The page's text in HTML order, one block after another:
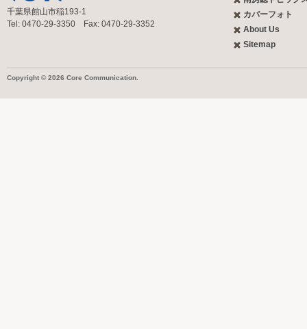
千葉県館山市稲193-1
Tel: 0470-29-3350 Fax: 0470-29-3352
カバーフォト
About Us
Sitemap
Copyright © 2026 Core Communication.